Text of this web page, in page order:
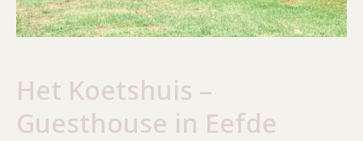
Het Koetshuis –
Guesthouse in Eefde